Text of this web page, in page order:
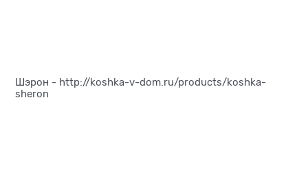
Шэрон - http://koshka-v-dom.ru/products/koshka-
sheron